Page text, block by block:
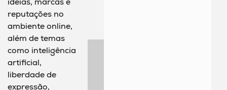
reputações no
ambiente online,
além de temas
como inteligência
artificial,
liberdade de
expressão,